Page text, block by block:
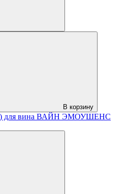
В корзину